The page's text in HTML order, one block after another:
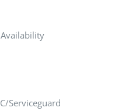
Serviceguard